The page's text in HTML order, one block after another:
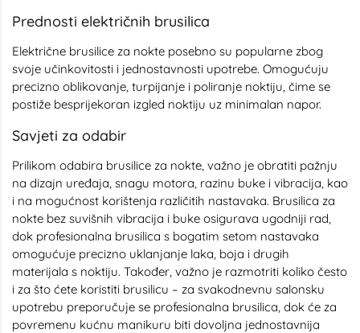
Prednosti električnih brusilica
Električne brusilice za nokte posebno su popularne zbog
svoje učinkovitosti i jednostavnosti upotrebe. Omogućuju
precizno oblikovanje, turpijanje i poliranje noktiju, čime se
postiže besprijekoran izgled noktiju uz minimalan napor.
Savjeti za odabir
Prilikom odabira brusilice za nokte, važno je obratiti pažnju
na dizajn uređaja, snagu motora, razinu buke i vibracija, kao
i na mogućnost korištenja različitih nastavaka. Brusilica za
nokte bez suvišnih vibracija i buke osigurava ugodniji rad,
dok profesionalna brusilica s bogatim setom nastavaka
omogućuje precizno uklanjanje laka, boja i drugih
materijala s noktiju. Također, važno je razmotriti koliko često
i za što ćete koristiti brusilicu – za svakodnevnu salonsku
upotrebu preporučuje se profesionalna brusilica, dok će za
povremenu kućnu manikuru biti dovoljna jednostavnija